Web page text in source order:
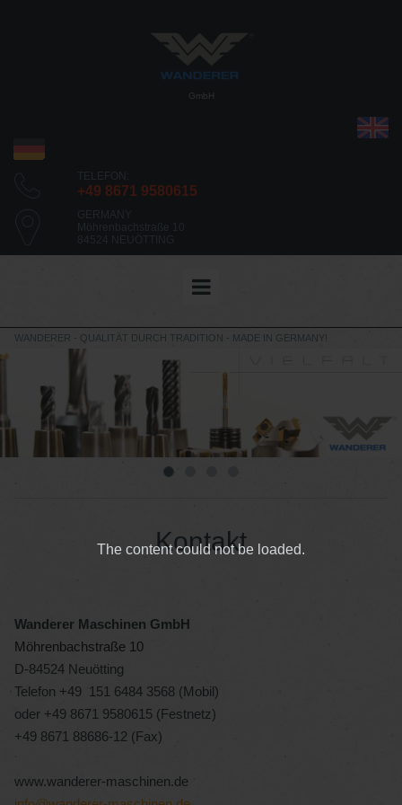
The content could not be loaded.
GmbH
+49 8671 9580615
Möhrenbachstraße 10
WANDERER - QUALITÄT DURCH TRADITION - MADE IN GERMANY!
Kontakt
Wanderer Maschinen GmbH
Möhrenbachstraße 10
D-84524 Neuötting
Telefon +49 151 6484 3568 (Mobil)
oder +49 8671 9580615 (Festnetz)
+49 8671 88686-12 (Fax)
www.wanderer-maschinen.de